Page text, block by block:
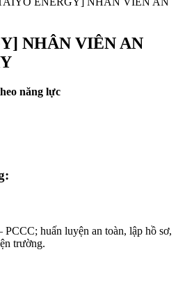
NHÂN VIÊN AN
năng lực
huấn luyện an toàn, lập hồ sơ,
trường.